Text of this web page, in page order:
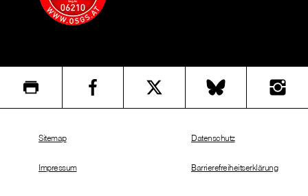
Sitemap
Impressum
Datenschutz
Barrierefreiheitserklärung